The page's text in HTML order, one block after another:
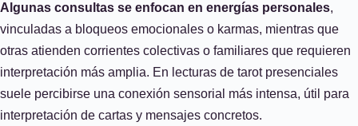
Algunas consultas se enfocan en energías personales,
vinculadas a bloqueos emocionales o karmas, mientras que
otras atienden corrientes colectivas o familiares que requieren
interpretación más amplia. En lecturas de tarot presenciales
suele percibirse una conexión sensorial más intensa, útil para
interpretación de cartas y mensajes concretos.